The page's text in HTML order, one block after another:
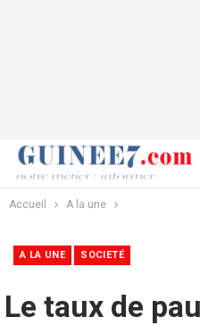
Accueil A la une
A LA UNE SOCIETÉ
Le taux de